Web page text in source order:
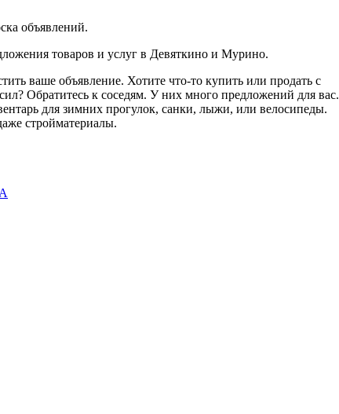
объявлений.
товаров и услуг в Девяткино и Мурино.
ваше объявление. Хотите что-то купить или продать с
Обратитесь к соседям. У них много предложений для вас.
для зимних прогулок, санки, лыжи, или велосипеды.
стройматериалы.